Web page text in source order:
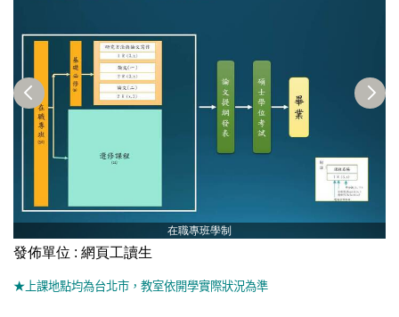
在職專班學制
發佈單位 : 網頁工讀生
★上課地點均為台北市，教室依開學實際狀況為準